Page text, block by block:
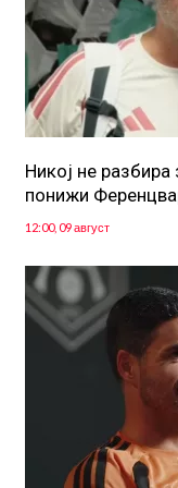
Никој не
понижи
12:00, 09 август